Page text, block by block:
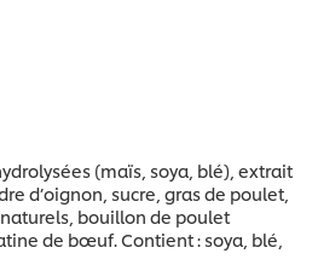
(maïs, soya, blé), extrait
d’oignon, sucre, gras de poulet,
bouillon de poulet
de bœuf. Contient : soya, blé,